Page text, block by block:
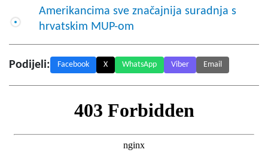
Amerikancima sve značajnija suradnja s
hrvatskim MUP-om
Podijeli: Facebook X WhatsApp Viber Email